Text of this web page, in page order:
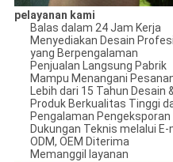
pelayanan kami
Balas dalam 24 Jam Kerja
Menyediakan Desain
yang Berpengalaman
Penjualan Langsung Pabrik
Mampu Menangani
Lebih dari 15 Tahun
Produk Berkualitas Tinggi
Pengalaman Pengeksporan
Dukungan Teknis melalui E-
ODM, OEM Diterima
Memanggil layanan